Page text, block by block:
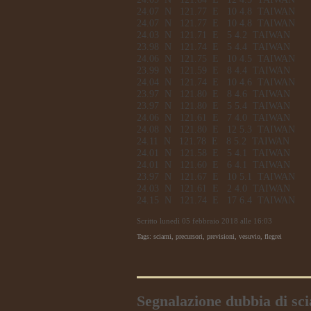
24.07
N 121.77 E 10 4.8
TAIWAN
24.07
N 121.77 E 10 4.8
TAIWAN
24.03
N 121.71 E 5 4.2
TAIWAN
23.98
N 121.74 E 5 4.4
TAIWAN
24.06
N 121.75 E 10 4.5
TAIWAN
23.99
N 121.59 E 8 4.4
TAIWAN
24.04
N 121.74 E 10 4.6
TAIWAN
23.97
N 121.80 E 8 4.6
TAIWAN
23.97
N 121.80 E 5 5.4
TAIWAN
24.06
N 121.61 E 7 4.0
TAIWAN
24.08
N 121.80 E 12 5.3
TAIWAN
24.11
N 121.78 E 8 5.2
TAIWAN
24.01
N 121.58 E 5 4.1
TAIWAN
24.01
N 121.60 E 6 4.1
TAIWAN
23.97
N 121.67 E 10 5.1
TAIWAN
24.03
N 121.61 E 2 4.0
TAIWAN
24.15
N 121.74 E 17 6.4 TAIWAN
Scritto lunedì 05 febbraio 2018 alle 16:03
Tags: sciami, precursori, previsioni, vesuvio, flegrei
Segnalazione dubbia di